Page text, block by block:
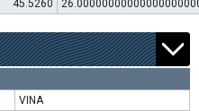
45.5260
VINA